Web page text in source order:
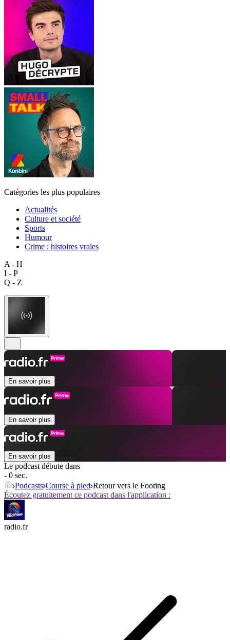
Catégories les plus populaires
Actualités
Culture et société
Sports
Humour
Crime : histoires vraies
A - H
I - P
Q - Z
En savoir plus
En savoir plus
En savoir plus
Le podcast débute dans
- 0 sec.
Podcasts Course à pied Retour vers le Footing
Écoutez gratuitement ce podcast dans l'application :
radio.fr